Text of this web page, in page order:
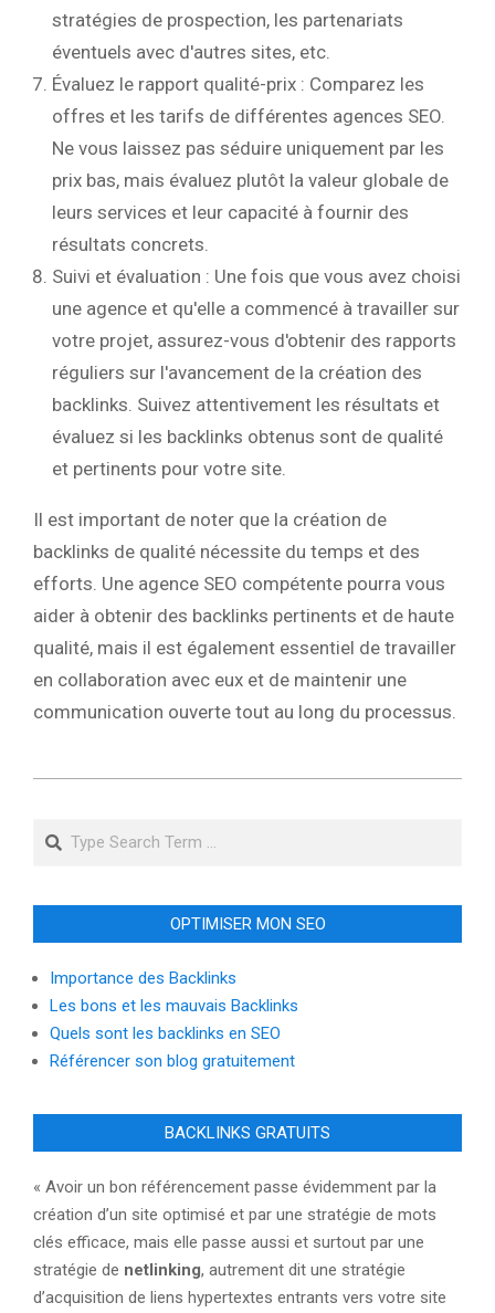
stratégies de prospection, les partenariats
éventuels avec d'autres sites, etc.
Évaluez le rapport qualité-prix : Comparez les
offres et les tarifs de différentes agences SEO.
Ne vous laissez pas séduire uniquement par les
prix bas, mais évaluez plutôt la valeur globale de
leurs services et leur capacité à fournir des
résultats concrets.
Suivi et évaluation : Une fois que vous avez choisi
une agence et qu'elle a commencé à travailler sur
votre projet, assurez-vous d'obtenir des rapports
réguliers sur l'avancement de la création des
backlinks. Suivez attentivement les résultats et
évaluez si les backlinks obtenus sont de qualité
et pertinents pour votre site.
Il est important de noter que la création de
backlinks de qualité nécessite du temps et des
efforts. Une agence SEO compétente pourra vous
aider à obtenir des backlinks pertinents et de haute
qualité, mais il est également essentiel de travailler
en collaboration avec eux et de maintenir une
communication ouverte tout au long du processus.
15
Search
OPTIMISER MON SEO
Importance des Backlinks
Les bons et les mauvais Backlinks
Quels sont les backlinks en SEO
Référencer son blog gratuitement
BACKLINKS GRATUITS
« Avoir un bon référencement passe évidemment par la
création d’un site optimisé et par une stratégie de mots
clés efficace, mais elle passe aussi et surtout par une
stratégie de netlinking, autrement dit une stratégie
d’acquisition de liens hypertextes entrants vers votre site